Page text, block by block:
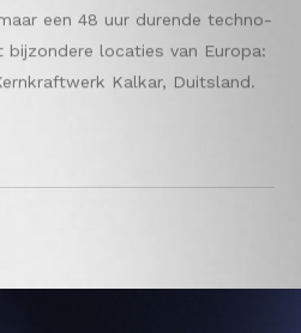
een 48 uur durende techno-
bijzondere locaties van Europa:
Kalkar, Duitsland.